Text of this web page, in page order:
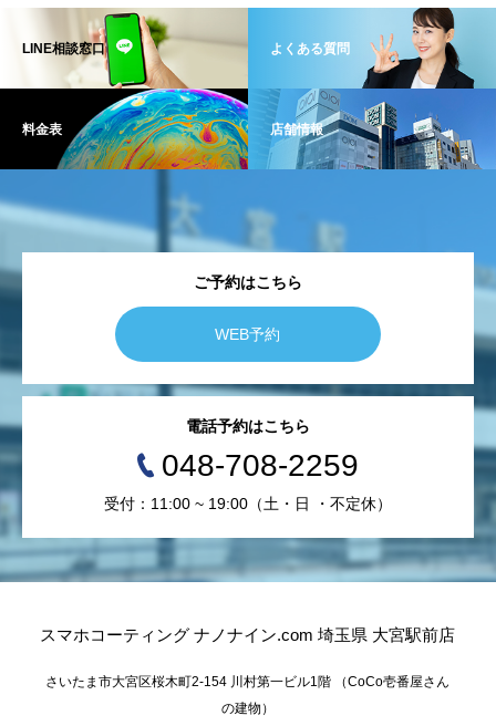
LINE相談窓口 よくある質問
料金表 店舗情報
ご予約はこちら
WEB予約
電話予約はこちら
048-708-2259
受付：11:00 ~ 19:00（土・日 ・不定休）
スマホコーティング ナノナイン.com 埼玉県 大宮駅前店
さいたま市大宮区桜木町2-154 川村第一ビル1階 （CoCo壱番屋さん
の建物）